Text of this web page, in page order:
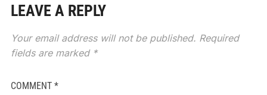
LEAVE A REPLY
Your email address will not be published. Required
fields are marked *
COMMENT *